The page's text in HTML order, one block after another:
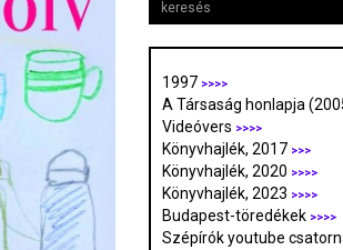
1997 >>>>
A Társaság honlapja
Videóvers >>>>
Könyvhajlék, 2017 >>>
Könyvhajlék, 2020 >>>>
Könyvhajlék, 2023 >>>>
Budapest-töredékek >>>>
Szépírók youtube